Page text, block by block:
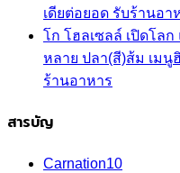
เดียต่อยอด รับร้านอ
โก โฮลเซลล์ เปิดโล
หลาย ปลา(สี)ส้ม เมนู
ร้านอาหาร
สารบัญ
Carnation10